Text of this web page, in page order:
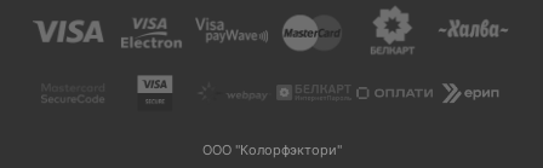
ООО "Колорфэктори"